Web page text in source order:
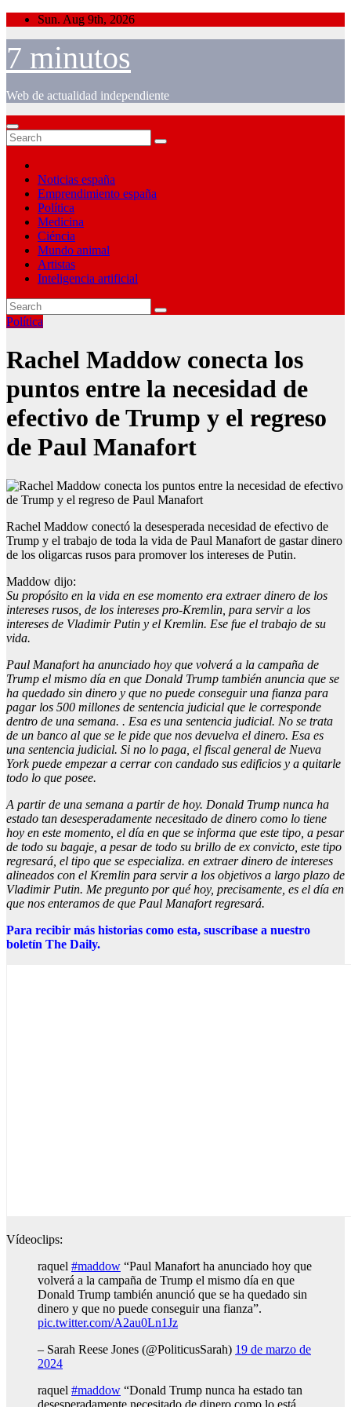
Skip
content
Sun. Aug 9th, 2026
7 minutos
Web de actualidad independiente
Noticias españa
Emprendimiento españa
Política
Medicina
Ciéncia
Mundo animal
Artistas
Inteligencia artificial
Política
Rachel Maddow conecta los
puntos entre la necesidad de
efectivo de Trump y el regreso
de Paul Manafort
Rachel Maddow conectó la desesperada necesidad de efectivo de
Trump y el trabajo de toda la vida de Paul Manafort de gastar dinero
de los oligarcas rusos para promover los intereses de Putin.
Maddow dijo:
Su propósito en la vida en ese momento era extraer dinero de los
intereses rusos, de los intereses pro-Kremlin, para servir a los
intereses de Vladimir Putin y el Kremlin. Ese fue el trabajo de su
vida.
Paul Manafort ha anunciado hoy que volverá a la campaña de
Trump el mismo día en que Donald Trump también anuncia que se
ha quedado sin dinero y que no puede conseguir una fianza para
pagar los 500 millones de sentencia judicial que le corresponde
dentro de una semana. . Esa es una sentencia judicial. No se trata
de un banco al que se le pide que nos devuelva el dinero. Esa es
una sentencia judicial. Si no lo paga, el fiscal general de Nueva
York puede empezar a cerrar con candado sus edificios y a quitarle
todo lo que posee.
A partir de una semana a partir de hoy. Donald Trump nunca ha
estado tan desesperadamente necesitado de dinero como lo tiene
hoy en este momento, el día en que se informa que este tipo, a pesar
de todo su bagaje, a pesar de todo su brillo de ex convicto, este tipo
regresará, el tipo que se especializa. en extraer dinero de intereses
alineados con el Kremlin para servir a los objetivos a largo plazo de
Vladimir Putin. Me pregunto por qué hoy, precisamente, es el día en
que nos enteramos de que Paul Manafort regresará.
Para recibir más historias como esta, suscríbase a nuestro
boletín The Daily.
Vídeoclips:
raquel #maddow “Paul Manafort ha anunciado hoy que
volverá a la campaña de Trump el mismo día en que
Donald Trump también anunció que se ha quedado sin
dinero y que no puede conseguir una fianza”.
pic.twitter.com/A2au0Ln1Jz
– Sarah Reese Jones (@PoliticusSarah) 19 de marzo de
2024
raquel #maddow “Donald Trump nunca ha estado tan
desesperadamente necesitado de dinero como lo está